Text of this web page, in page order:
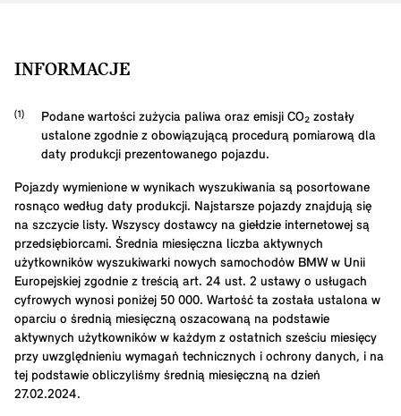
INFORMACJE
Podane wartości zużycia paliwa oraz emisji CO₂ zostały
ustalone zgodnie z obowiązującą procedurą pomiarową dla
daty produkcji prezentowanego pojazdu.
Pojazdy wymienione w wynikach wyszukiwania są posortowane
rosnąco według daty produkcji. Najstarsze pojazdy znajdują się
na szczycie listy. Wszyscy dostawcy na giełdzie internetowej są
przedsiębiorcami. Średnia miesięczna liczba aktywnych
użytkowników wyszukiwarki nowych samochodów BMW w Unii
Europejskiej zgodnie z treścią art. 24 ust. 2 ustawy o usługach
cyfrowych wynosi poniżej 50 000. Wartość ta została ustalona w
oparciu o średnią miesięczną oszacowaną na podstawie
aktywnych użytkowników w każdym z ostatnich sześciu miesięcy
przy uwzględnieniu wymagań technicznych i ochrony danych, i na
tej podstawie obliczyliśmy średnią miesięczną na dzień
27.02.2024.